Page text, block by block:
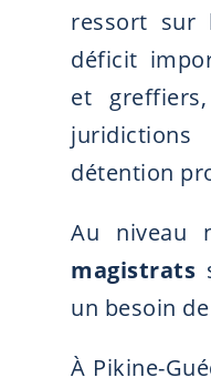
ressort sur
déficit
et
détention
Au niveau
magistrats
un besoin
À Pikine-